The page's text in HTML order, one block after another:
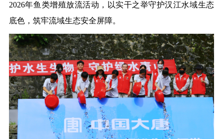
2026年鱼类增殖放流活动，以实干之举守护汉江水域生态
底色，筑牢流域生态安全屏障。